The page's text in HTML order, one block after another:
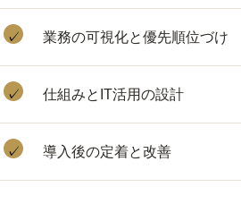
✓ 業務の可視化と優先順位づけ
✓ 仕組みとIT活用の設計
✓ 導入後の定着と改善